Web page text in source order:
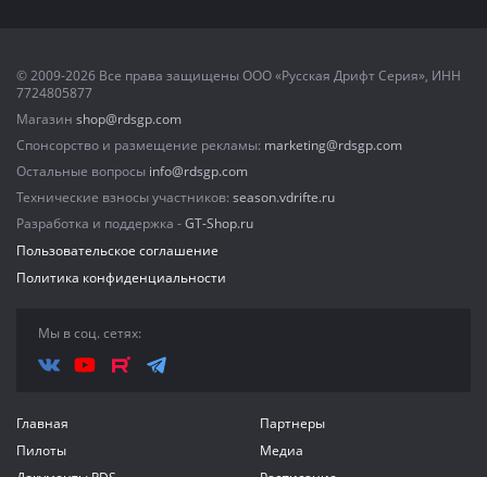
© 2009-2026 Все права защищены ООО «Русская Дрифт Серия», ИНН
7724805877
Магазин shop@rdsgp.com
Спонсорство и размещение рекламы: marketing@rdsgp.com
Остальные вопросы info@rdsgp.com
Технические взносы участников: season.vdrifte.ru
Разработка и поддержка -GT-Shop.ru
Пользовательское соглашение
Политика конфиденциальности
Мы в соц. сетях:
Главная
Пилоты
Партнеры
Медиа